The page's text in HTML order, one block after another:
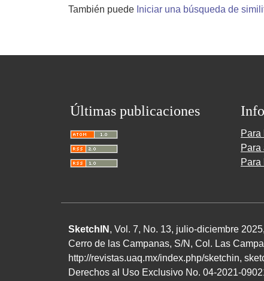
También puede Iniciar una búsqueda de
Últimas publicaciones
Para
Para
Para
SketchIN , Vol. 7, No. 13, julio-diciembre 2025
Cerro de las Campanas, S/N , Col. Las
http://revistas.uaq.mx/index.php/sketchin,
Derechos al Uso Exclusivo No. 04-2021-